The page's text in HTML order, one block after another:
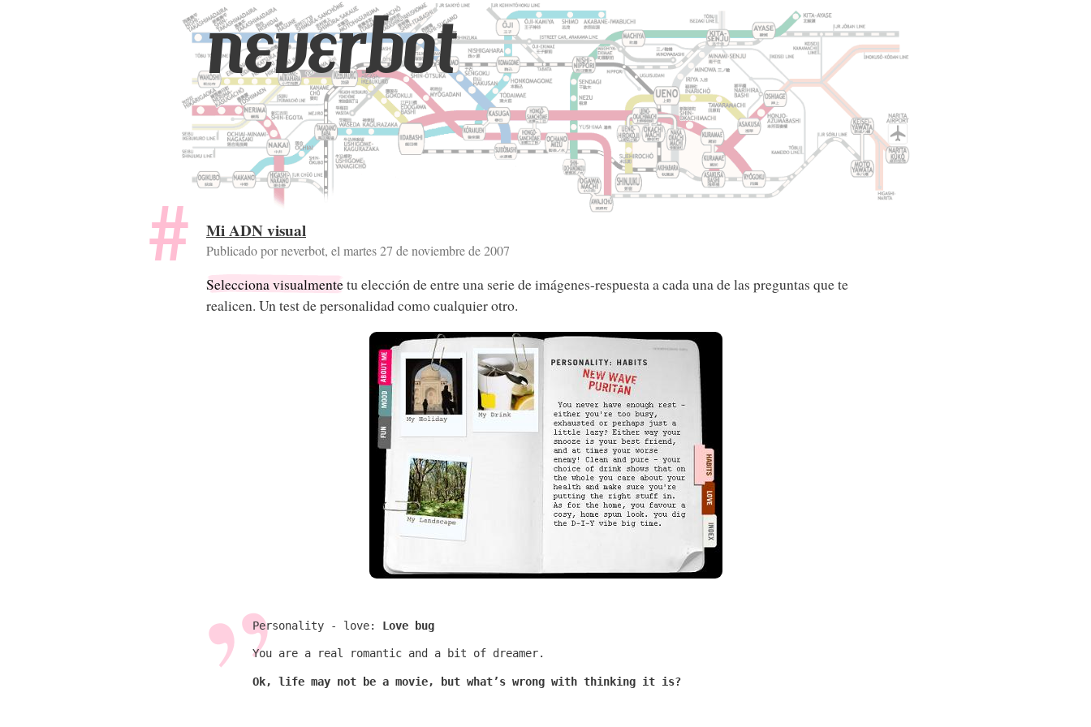
neverbot
Mi ADN visual
Publicado por neverbot, el martes 27 de noviembre de 2007
Selecciona visualmentetu elección de entre una serie de imágenes-respuesta a cada una de las preguntas que te
realicen. Un test de personalidad como cualquier otro.
Personality - love: Love bug
You are a real romantic and a bit of dreamer.
Ok, life may not be a movie, but what’s wrong with thinking it is?